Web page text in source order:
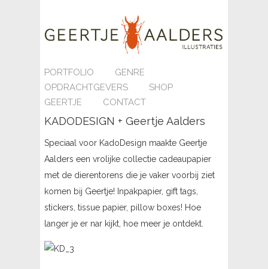
PORTFOLIO
GENRE
OPDRACHTGEVERS
SHOP
GEERTJE
CONTACT
KADODESIGN + Geertje Aalders
Speciaal voor KadoDesign maakte Geertje
Aalders een vrolijke collectie cadeaupapier
met de dierentorens die je vaker voorbij ziet
komen bij Geertje! Inpakpapier, gift tags,
stickers, tissue papier, pillow boxes! Hoe
langer je er nar kijkt, hoe meer je ontdekt.